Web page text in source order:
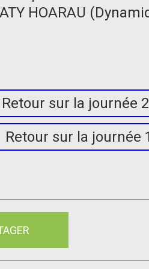
HOARAU
Retour sur la journée 2
Retour sur la journée